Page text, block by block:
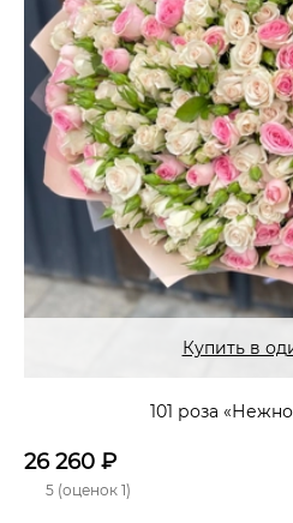
Купить в
101 роза
26 260 ₽
5 (оценок 1)